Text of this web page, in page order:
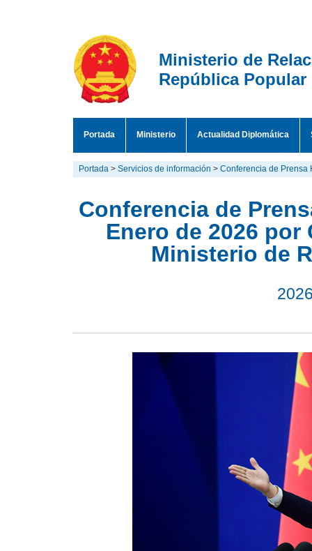
Ministerio de
República Popular
Portada Ministerio Actualidad Diplomática
Portada > Servicios de información > Conferencia de Prensa
Conferencia de
Enero de 2026
Ministerio de